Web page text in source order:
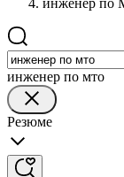
инженер по
инженер по мто
Резюме